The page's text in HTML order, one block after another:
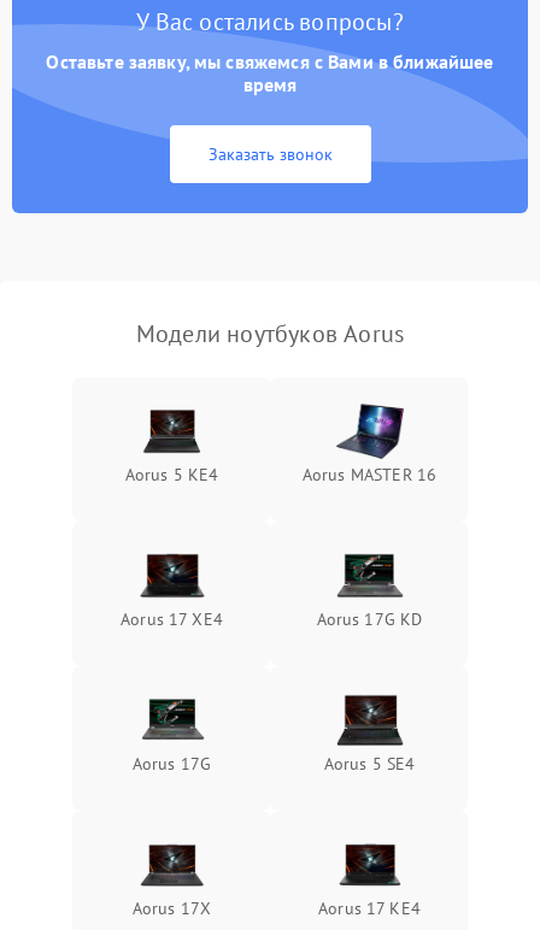
Неисправность зарядного
питания
2000 ₽ Подробнее →
неисправности кулера
пропадание диска
оперативной памяти:
вылеты приложений,
синие экраны
Подробнее →
У Вас остались вопросы?
Оставьте заявку, мы свяжемся с Вами в ближайшее
время
Заказать звонок
Модели ноутбуков Aorus
Aorus 5 KE4 Aorus MASTER 16
Aorus 17 XE4 Aorus 17G KD
Aorus 17G Aorus 5 SE4
Aorus 17X Aorus 17 KE4